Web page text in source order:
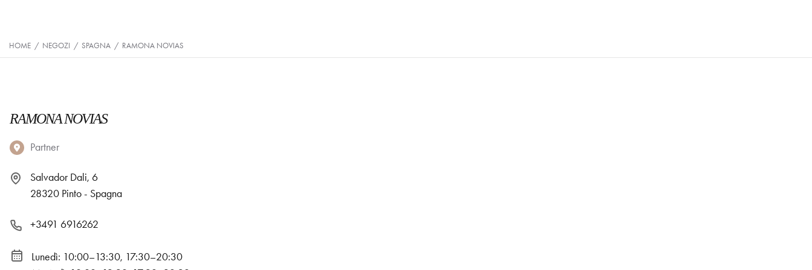
HOME / NEGOZI / SPAGNA / RAMONA NOVIAS
RAMONA NOVIAS
Partner
Salvador Dali, 6
28320 Pinto - Spagna
+3491 6916262
Lunedì: 10:00–13:30, 17:30–20:30